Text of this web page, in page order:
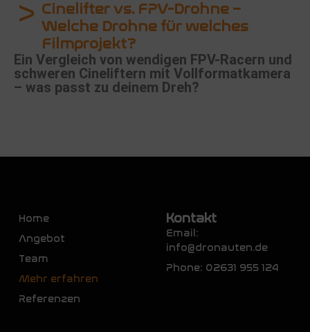
Cinelifter vs. FPV-Drohne –
Welche Drohne für welches
Filmprojekt?
Ein Vergleich von wendigen FPV-Racern und
schweren Cineliftern mit Vollformatkamera
– was passt zu deinem Dreh?
Home
Angebot
Team
Mehr erfahren
Referenzen
Kontakt
Email:
info@dronauten.de
Phone: 02631 955 124